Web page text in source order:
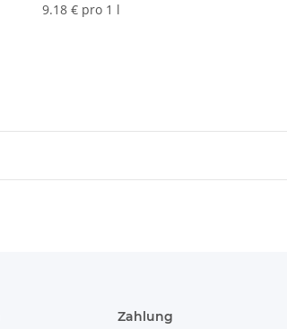
9.18 € pro 1 l
Zahlung